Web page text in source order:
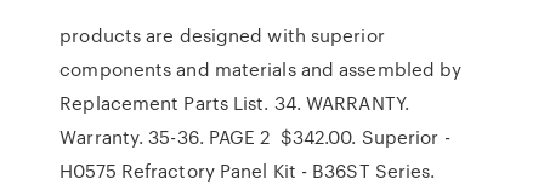
products are designed with superior
components and materials and assembled by
Replacement Parts List. 34. WARRANTY.
Warranty. 35-36. PAGE 2 $342.00. Superior -
H0575 Refractory Panel Kit - B36ST Series.